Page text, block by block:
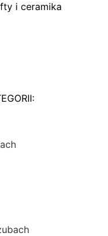
i ceramika